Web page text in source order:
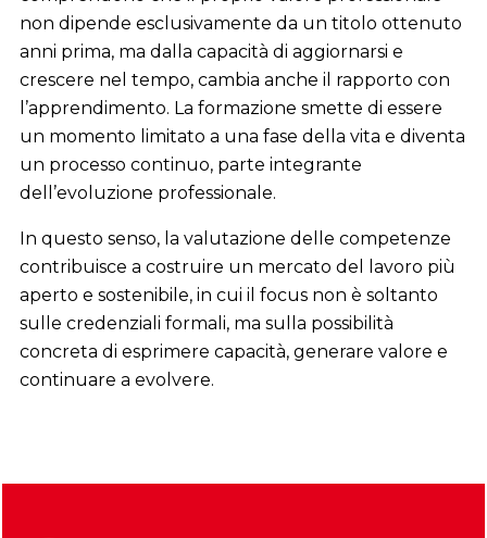
non dipende esclusivamente da un titolo ottenuto
anni prima, ma dalla capacità di aggiornarsi e
crescere nel tempo, cambia anche il rapporto con
l’apprendimento. La formazione smette di essere
un momento limitato a una fase della vita e diventa
un processo continuo, parte integrante
dell’evoluzione professionale.
In questo senso, la valutazione delle competenze
contribuisce a costruire un mercato del lavoro più
aperto e sostenibile, in cui il focus non è soltanto
sulle credenziali formali, ma sulla possibilità
concreta di esprimere capacità, generare valore e
continuare a evolvere.